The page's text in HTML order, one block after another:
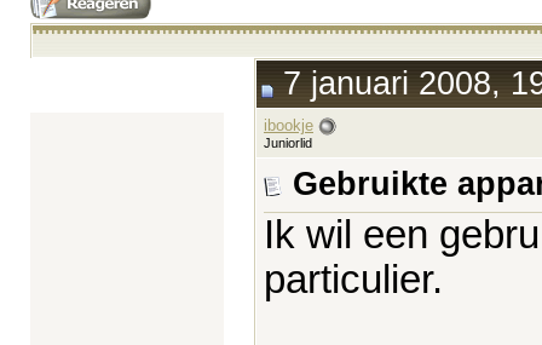
7 januari 2008,
ibookje
Juniorlid
Gebruikte
Ik wil een
particulier.